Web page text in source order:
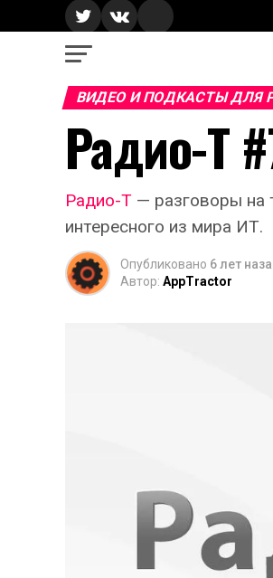
ВИДЕО И ПОДКАСТЫ ДЛЯ
Радио-Т
Радио-Т — разговоры на
интересного из мира ИТ.
Опубликовано 6 лет
Автор: AppTractor